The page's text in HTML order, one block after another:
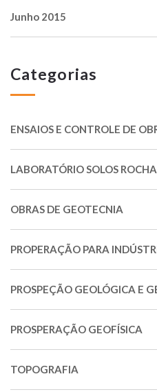
Junho 2015
Categorias
ENSAIOS E CONTROLE DE
LABORATÓRIO SOLOS
OBRAS DE GEOTECNIA
PROPERAÇÃO PARA
PROSPEÇÃO GEOLÓGICA E
PROSPERAÇÃO GEOFÍSICA
TOPOGRAFIA